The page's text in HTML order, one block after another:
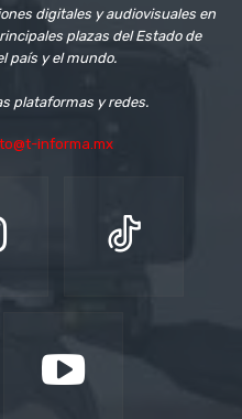
digitales y audiovisuales en
plazas del Estado de
país y el mundo.
plataformas y redes.
informa.mx